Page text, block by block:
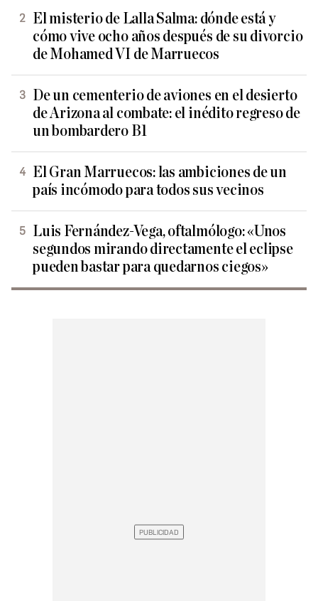
El misterio de Lalla Salma: dónde está y
cómo vive ocho años después de su divorcio
de Mohamed VI de Marruecos
De un cementerio de aviones en el desierto
de Arizona al combate: el inédito regreso de
un bombardero B1
El Gran Marruecos: las ambiciones de un
país incómodo para todos sus vecinos
Luis Fernández-Vega, oftalmólogo: «Unos
segundos mirando directamente el eclipse
pueden bastar para quedarnos ciegos»